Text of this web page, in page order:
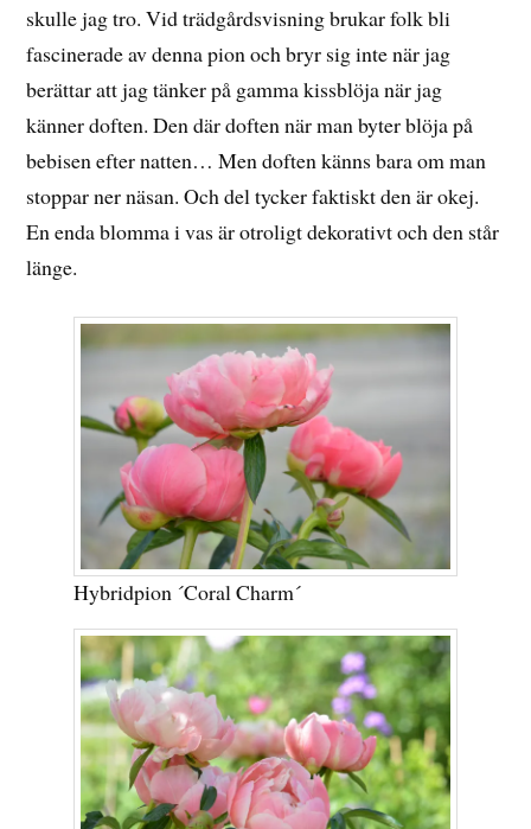
skulle jag tro. Vid trädgårdsvisning brukar folk bli
fascinerade av denna pion och bryr sig inte när jag
berättar att jag tänker på gamma kissblöja när jag
känner doften. Den där doften när man byter blöja på
bebisen efter natten… Men doften känns bara om man
stoppar ner näsan. Och del tycker faktiskt den är okej.
En enda blomma i vas är otroligt dekorativt och den står
länge.
Hybridpion ´Coral Charm´